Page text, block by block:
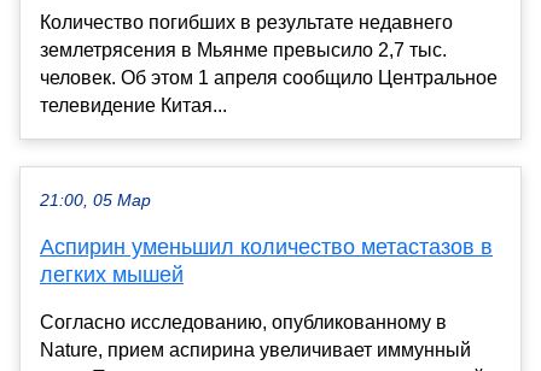
Количество погибших в результате недавнего
землетрясения в Мьянме превысило 2,7 тыс.
человек. Об этом 1 апреля сообщило Центральное
телевидение Китая...
21:00, 05 Мар
Аспирин уменьшил количество метастазов в
легких мышей
Согласно исследованию, опубликованному в
Nature, прием аспирина увеличивает иммунный